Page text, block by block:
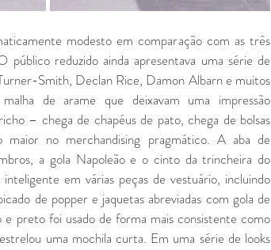
modesto em comparação com as três
público reduzido ainda apresentava uma série de
Smith, Declan Rice, Damon Albarn e muitos
de arame que deixavam uma impressão
– chega de chapéus de pato, chega de bolsas
no merchandising pragmático. A aba de
a gola Napoleão e o cinto da trincheira do
em várias peças de vestuário, incluindo
de popper e jaquetas abreviadas com gola de
preto foi usado de forma mais consistente como
uma mochila curta. Em uma série de looks